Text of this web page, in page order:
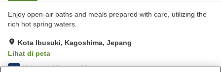
Enjoy open-air baths and meals prepared with care, utilizing the
rich hot spring waters.
Kota Ibusuki, Kagoshima, Jepang
Lihat di peta
4.4 Hebat Ulasan:19